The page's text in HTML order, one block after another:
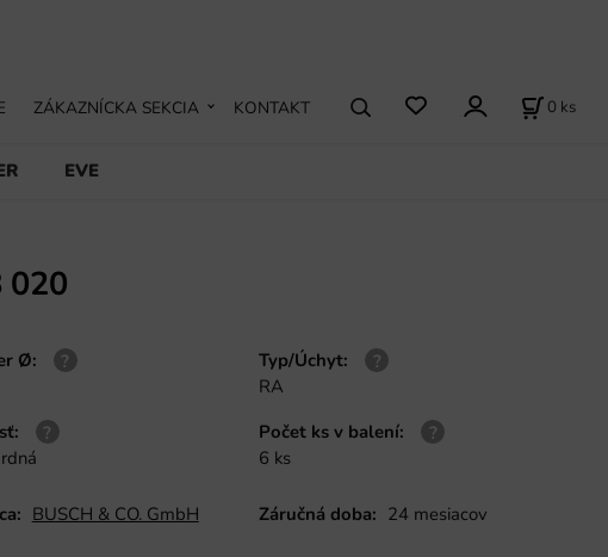
EVE
ZÁKAZNÍCKA SEKCIA KONTAKT 0 ks
020
Ø:
Typ/Úchyt:
RA
:
Počet ks v balení:
6 ks
BUSCH & CO. GmbH Záručná doba: 24 mesiacov